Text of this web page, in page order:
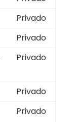
Privado
Privado
Privado
Privado
Privado